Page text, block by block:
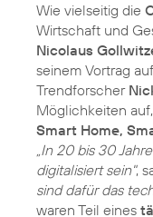
Wie vielseitig die
Wirtschaft und
Nicolaus
seinem Vortrag
Trendforscher
Möglichkeiten
Smart Home,
„In 20 bis 30
digitalisiert sein",
sind dafür das
waren Teil eines